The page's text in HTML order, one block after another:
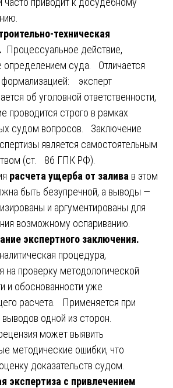
техническая
Процессуальное действие,
определением суда. Отличается
эксперт
об уголовной ответственности,
проводится строго в рамках
судом вопросов. Заключение
является самостоятельным
(ст. 86 ГПК РФ).
расчета ущерба от залива в этом
быть безупречной, а выводы —
и аргументированы для
возможному оспариванию.
экспертного заключения.
процедура,
на проверку методологической
и обоснованности уже
расчета. Применяется при
одной из сторон.
может выявить
методические ошибки, что
доказательств судом.
экспертиза с привлечением